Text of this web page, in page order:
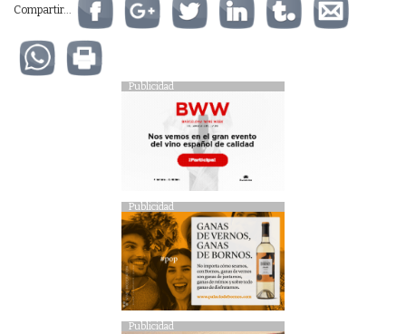
Compartir...
Publicidad
Publicidad
Publicidad